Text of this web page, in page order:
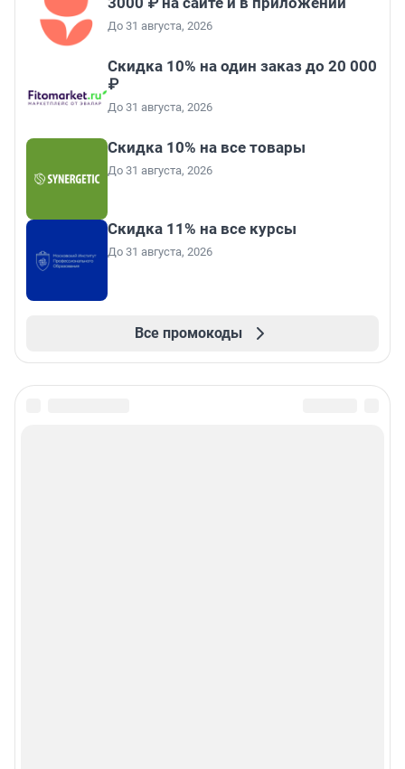
До 31 августа, 2026
Скидка 10% на один заказ до 20 000
₽
До 31 августа, 2026
Скидка 10% на все товары
До 31 августа, 2026
Скидка 11% на все курсы
До 31 августа, 2026
Все промокоды